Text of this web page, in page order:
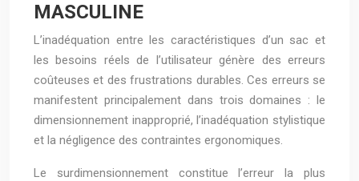
MASCULINE
L’inadéquation entre les caractéristiques d’un sac et
les besoins réels de l’utilisateur génère des erreurs
coûteuses et des frustrations durables. Ces erreurs se
manifestent principalement dans trois domaines : le
dimensionnement inapproprié, l’inadéquation stylistique
et la négligence des contraintes ergonomiques.
Le surdimensionnement constitue l’erreur la plus